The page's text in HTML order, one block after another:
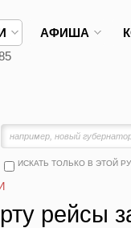
АФИША
ИСКАТЬ ТОЛЬКО В ЭТОЙ
рейсы